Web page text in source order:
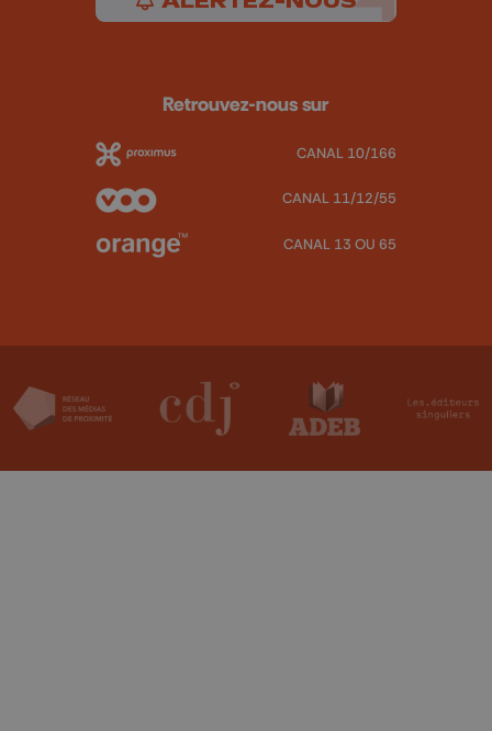
Retrouvez-nous sur
CANAL 10/166
CANAL 11/12/55
CANAL 13 OU 65